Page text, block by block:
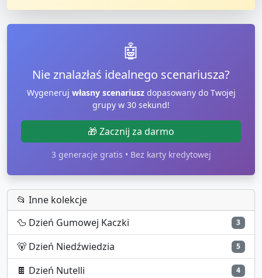
🤖
Nie znalazłaś idealnego scenariusza?
Wygeneruj własny scenariuszdopasowany do Twojej
grupy w 30 sekund!
🎁 Zacznij za darmo
3 generacje gratis • Bez karty kredytowej
📂 Inne kolekcje
🦆 Dzień Gumowej Kaczki 3
🐻 Dzień Niedźwiedzia 5
🍫 Dzień Nutelli 4